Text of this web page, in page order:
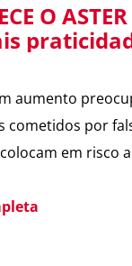
O ASTER
aumento
cometidos por
em risco a
nisso, o ASTER